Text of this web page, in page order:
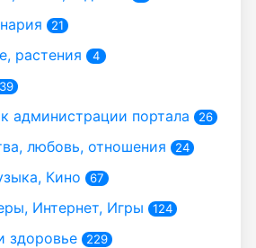
21
растения 4
администрации портала 26
любовь, отношения 24
Кино 67
Интернет, Игры 124
здоровье 229